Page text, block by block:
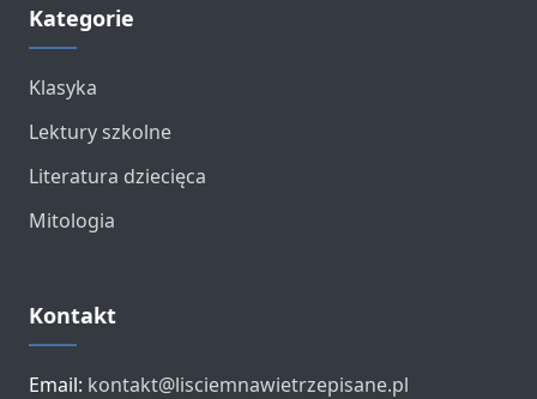
Kategorie
Klasyka
Lektury szkolne
Literatura dziecięca
Mitologia
Kontakt
Email: kontakt@lisciemnawietrzepisane.pl